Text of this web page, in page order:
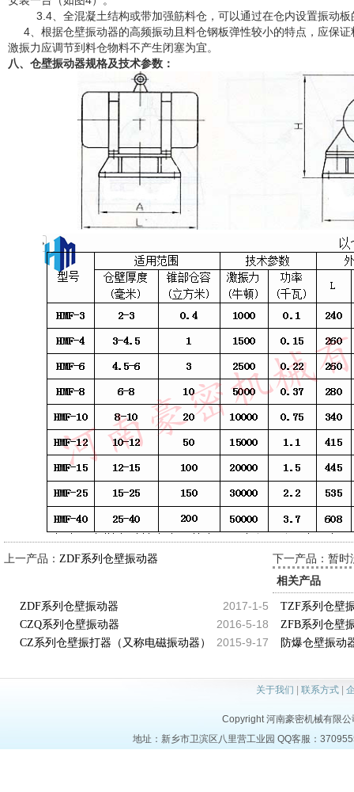
3.4、全混凝土结构或带加强筋料仓，可以通过在仓内设置振动板
4、根据仓壁振动器的高频振动且料仓钢板弹性较小的特点，应保证
激振力应调节到料仓物料不产生闭塞为宜。
八、仓壁振动器规格及技术参数：
上一产品： ZDF系列仓壁振动器
下一产品：暂时
相关产品
2017-1-5
ZDF系列仓壁振动器 TZF系列仓壁
2016-5-18
CZQ系列仓壁振动器 ZFB系列仓壁
2015-9-17
CZ系列仓壁振打器（又称电磁振动器） 防爆仓壁振动
关于我们 联系方式|
Copyright 河南豪密机械有限
地址：新乡市卫滨区八里营工业园 QQ客服：